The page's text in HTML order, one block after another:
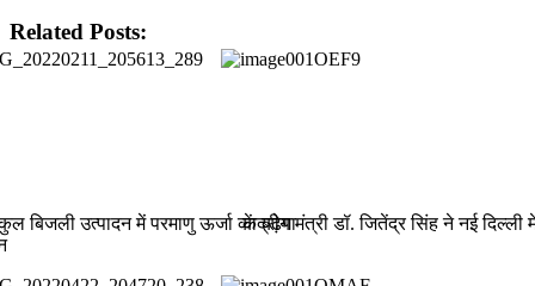
Related Posts:
बिजली उत्पादन में परमाणु ऊर्जा का बढ़ेगाकेंद्रीय मंत्री डॉ. जितेंद्र सिंह ने नई